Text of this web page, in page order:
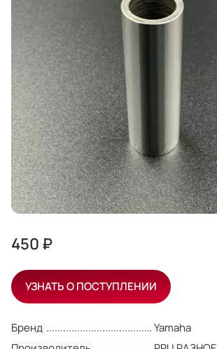
Бренд
Yamaha
450 ₽
УЗНАТЬ О ПОСТУПЛЕНИИ